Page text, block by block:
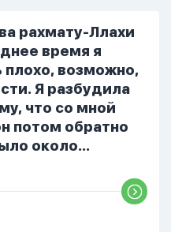
рахмату-Ллахи
время я
плохо, возможно,
Я разбудила
что со мной
потом обратно
около
я снова
что мне плохо.
больными». Мне
я решила